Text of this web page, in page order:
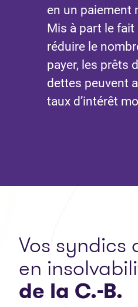
en un paiement
Mis à part le fait
réduire le
payer, les prêts
dettes peuvent
taux d’intérêt
Vos syndics
en
de la C.-B.